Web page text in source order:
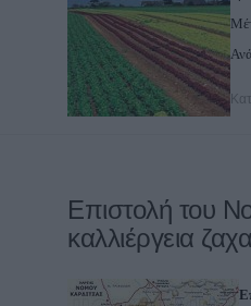
Επιστολή του
καλλιέργεια